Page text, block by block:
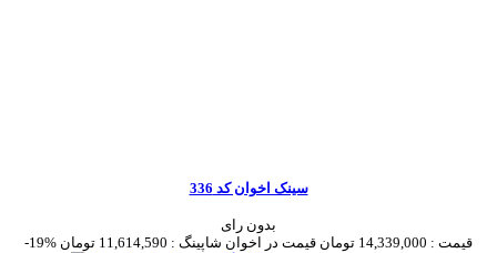
سینک اخوان کد 336
بدون رای
-19%
قیمت : 14,339,000 تومان قیمت در اخوان شاپینگ : 11,614,590 تومان